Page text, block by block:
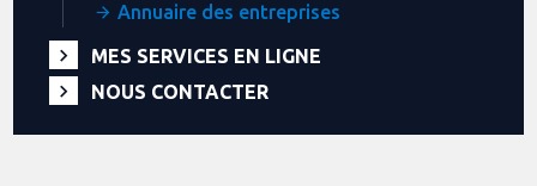
Annuaire des entreprises
MES SERVICES EN LIGNE
NOUS CONTACTER